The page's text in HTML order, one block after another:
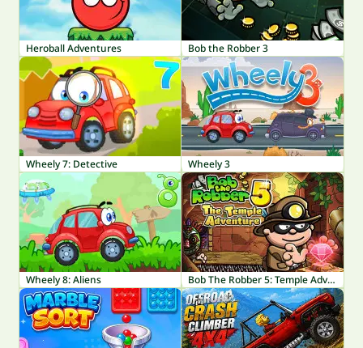
Heroball Adventures Bob the Robber 3
Wheely 7: Detective Wheely 3
Wheely 8: Aliens Bob The Robber 5: Temple Adventure